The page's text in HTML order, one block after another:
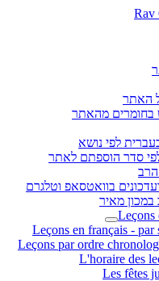
האתר
בחומרים מהאתר
לפי נושא
סדר הוספתם לאתר
הרב
בוואטסאפ וטלגרם
במכון מאיר
Leçons
Leçons en français - par
Leçons par ordre
L'horaire des
Les fêtes